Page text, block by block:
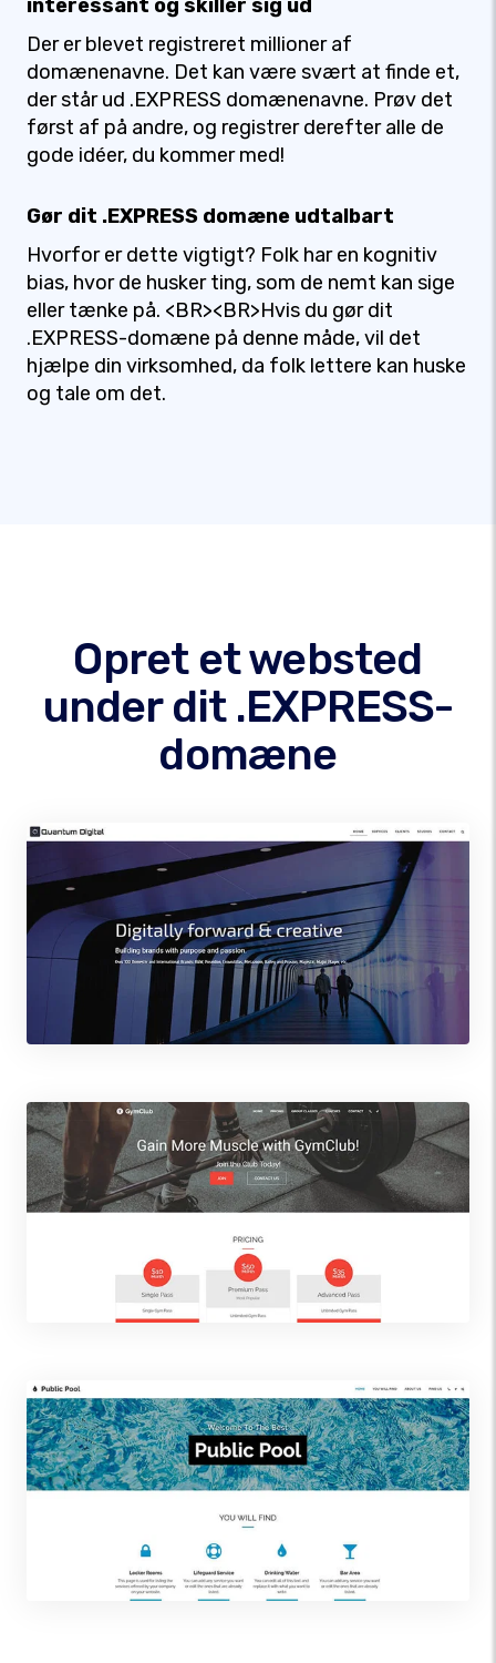
interessant og skiller sig ud
Der er blevet registreret millioner af
domænenavne. Det kan være svært at finde et,
der står ud .EXPRESS domænenavne. Prøv det
først af på andre, og registrer derefter alle de
gode idéer, du kommer med!
Gør dit .EXPRESS domæne udtalbart
Hvorfor er dette vigtigt? Folk har en kognitiv
bias, hvor de husker ting, som de nemt kan sige
eller tænke på. <BR><BR>Hvis du gør dit
.EXPRESS-domæne på denne måde, vil det
hjælpe din virksomhed, da folk lettere kan huske
og tale om det.
Opret et websted
under dit .EXPRESS-
domæne